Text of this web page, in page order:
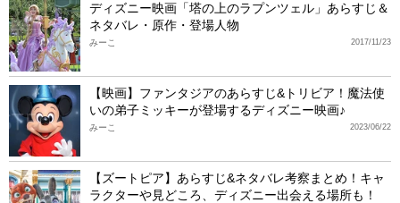
ディズニー映画「塔の上のラプンツェル」あらすじ＆
ネタバレ・原作・登場人物
2017/11/23
みーこ
【映画】ファンタジアのあらすじ&トリビア！魔法使
いの弟子ミッキーが登場するディズニー映画♪
2023/06/22
みーこ
【ズートピア】あらすじ&ネタバレ考察まとめ！キャ
ラクターや見どころ、ディズニー出会える場所も！